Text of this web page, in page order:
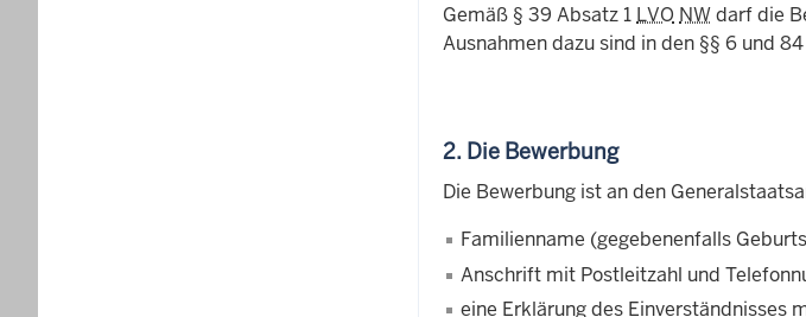
Gemäß § 39 Absatz 1 LVO NWdarf die
Ausnahmen dazu sind in den §§ 6 und 84
2. Die Bewerbung
Die Bewerbung ist an den
Familienname (gegebenenfalls
Anschrift mit Postleitzahl und
eine Erklärung des Einverständnisses